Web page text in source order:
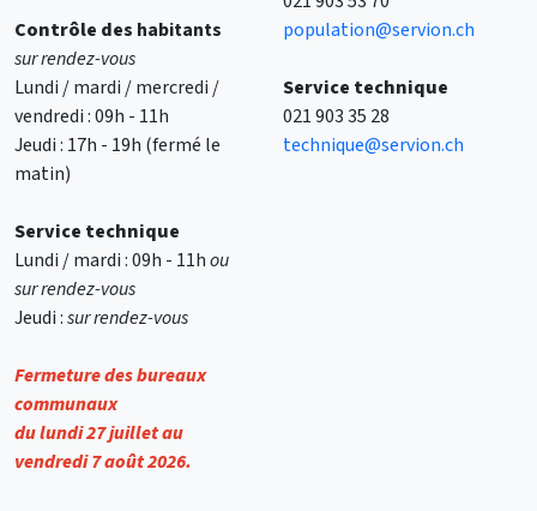
Contrôle des habitants
sur rendez-vous
Lundi / mardi / mercredi /
vendredi : 09h - 11h
Jeudi : 17h - 19h (fermé le
matin)
Service technique
Lundi / mardi : 09h - 11hou
sur rendez-vous
Jeudi :sur rendez-vous
Fermeture des bureaux
communaux
du lundi 27 juillet au
vendredi 7 août 2026.
population@servion.ch
Service technique
021 903 35 28
technique@servion.ch